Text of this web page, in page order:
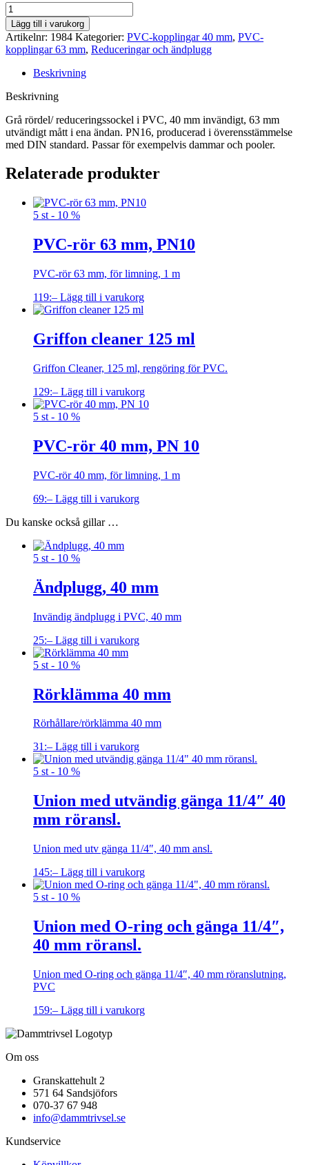
Antal
Lägg till i varukorg
Artikelnr: 1984 Kategorier: PVC-kopplingar 40 mm, PVC-
kopplingar 63 mm, Reduceringar och ändplugg
Beskrivning
Beskrivning
Grå rördel/ reduceringssockel i PVC, 40 mm invändigt, 63 mm
utvändigt mått i ena ändan. PN16, producerad i överensstämmelse
med DIN standard. Passar för exempelvis dammar och pooler.
Relaterade produkter
5 st - 10 %
PVC-rör 63 mm, PN10
PVC-rör 63 mm, för limning, 1 m
119:– Lägg till i varukorg
Griffon cleaner 125 ml
Griffon Cleaner, 125 ml, rengöring för PVC.
129:– Lägg till i varukorg
5 st - 10 %
PVC-rör 40 mm, PN 10
PVC-rör 40 mm, för limning, 1 m
69:– Lägg till i varukorg
Du kanske också gillar …
5 st - 10 %
Ändplugg, 40 mm
Invändig ändplugg i PVC, 40 mm
25:– Lägg till i varukorg
5 st - 10 %
Rörklämma 40 mm
Rörhållare/rörklämma 40 mm
31:– Lägg till i varukorg
5 st - 10 %
Union med utvändig gänga 11/4″ 40
mm röransl.
Union med utv gänga 11/4″, 40 mm ansl.
145:– Lägg till i varukorg
5 st - 10 %
Union med O-ring och gänga 11/4″,
40 mm röransl.
Union med O-ring och gänga 11/4″, 40 mm röranslutning,
PVC
159:– Lägg till i varukorg
Om oss
Granskattehult 2
571 64 Sandsjöfors
070-37 67 948
info@dammtrivsel.se
Kundservice